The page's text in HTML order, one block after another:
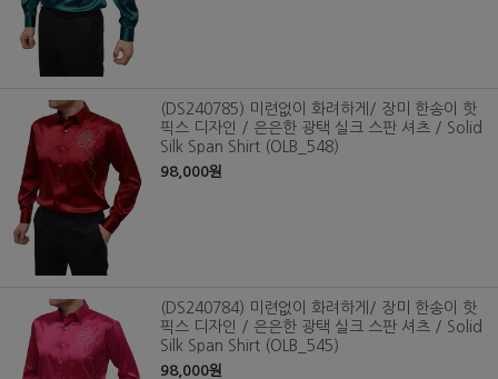
(DS240785) 미련없이 화려하게/ 장미 한송이 핫
픽스 디자인 / 은은한 광택 실크 스판 셔츠 / Solid
Silk Span Shirt (OLB_548)
98,000원
(DS240784) 미련없이 화려하게/ 장미 한송이 핫
픽스 디자인 / 은은한 광택 실크 스판 셔츠 / Solid
Silk Span Shirt (OLB_545)
98,000원